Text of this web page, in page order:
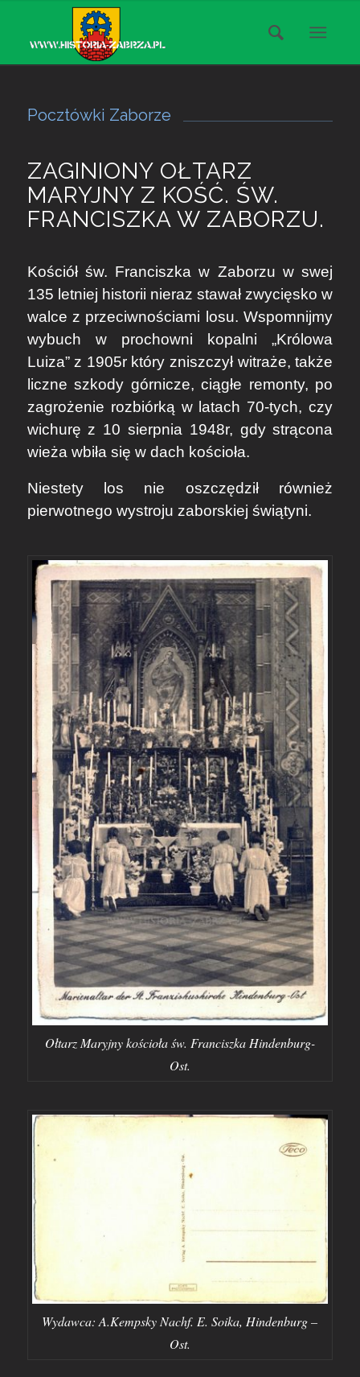
Pocztówki Zaborze
ZAGINIONY OŁTARZ
MARYJNY Z KOŚĆ. ŚW.
FRANCISZKA W ZABORZU.
Kościół św. Franciszka w Zaborzu w swej
135 letniej historii nieraz stawał zwycięsko w
walce z przeciwnościami losu. Wspomnijmy
wybuch w prochowni kopalni „Królowa
Luiza” z 1905r który zniszczył witraże, także
liczne szkody górnicze, ciągłe remonty, po
zagrożenie rozbiórką w latach 70-tych, czy
wichurę z 10 sierpnia 1948r, gdy strącona
wieża wbiła się w dach kościoła.
Niestety los nie oszczędził również
pierwotnego wystroju zaborskiej świątyni.
Ołtarz Maryjny kościoła św. Franciszka Hindenburg-
Ost.
Wydawca: A.Kempsky Nachf. E. Soika, Hindenburg –
Ost.